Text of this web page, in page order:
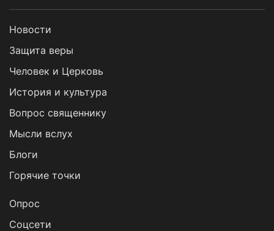
Новости
Защита веры
Человек и Церковь
История и культура
Вопрос священнику
Мысли вслух
Блоги
Горячие точки
Опрос
Cоцсети